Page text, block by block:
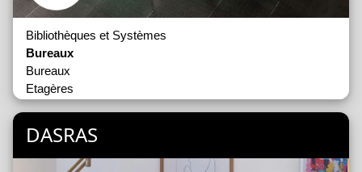
Bibliothèques et Systèmes
Bureaux
Bureaux
Etagères
Meubles à Tiroirs
DASRAS